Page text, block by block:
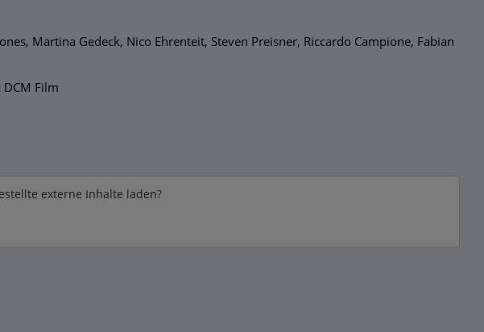
Martina Gedeck, Nico Ehrenteit, Steven Preisner, Riccardo Campione, Fabian
DCM Film
externe Inhalte laden?